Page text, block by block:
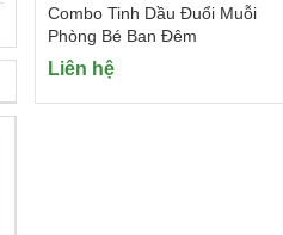
Combo Tinh Dầu Đuổi Muỗi
Phòng Bé Ban Đêm
Liên hệ